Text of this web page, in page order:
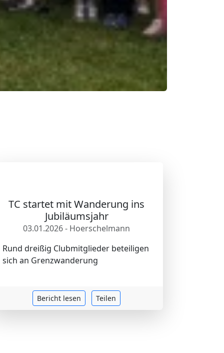
TC startet mit Wanderung ins
Jubiläumsjahr
03.01.2026 - Hoerschelmann
Rund dreißig Clubmitglieder beteiligen
sich an Grenzwanderung
Bericht lesen Teilen